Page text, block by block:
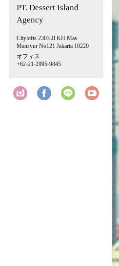
PT. Dessert Island
Agency
Citylofts 2303 Jl KH Mas
Mansyur No121 Jakarta 10220
オフィス
+62-21-2995-9845